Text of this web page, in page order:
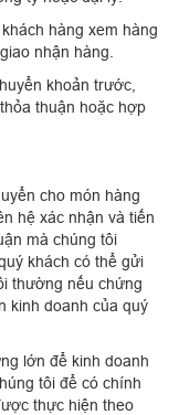
hàng xem hàng
nhận hàng.
khoản trước,
thuận hoặc hợp
cho món hàng
hệ xác nhận và tiến
mà chúng tôi
khách có thể gửi
thường nếu chứng
kinh doanh của quý
lớn để kinh doanh
tôi để có chính
thực hiện theo